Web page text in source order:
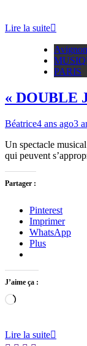
Lire la suite
Avignon
PARIS
« DOUBLE
Béatrice4 ans ago3
Un spectacle
qui peuvent
Partager :
Pinterest
Imprimer
WhatsApp
Plus
J’aime ça :
Chargement…
Lire la suite